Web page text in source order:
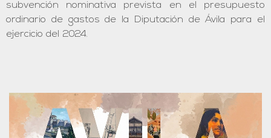
subvención nominativa prevista en el presupuesto
ordinario de gastos de la Diputación de Ávila para el
ejercicio del 2024.